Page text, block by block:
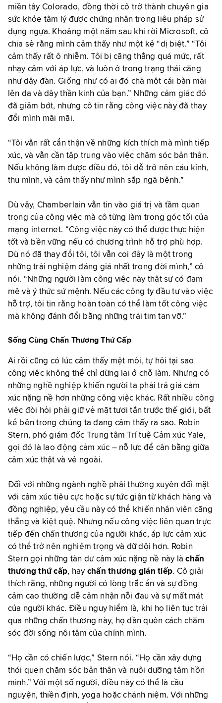
miền tây Colorado, đồng thời cô trở thành chuyên gia
sức khỏe tâm lý được chứng nhận trong liệu pháp sử
dụng ngựa. Khoảng một năm sau khi rời Microsoft, cô
chia sẻ rằng mình cảm thấy như một kẻ “dị biệt.” “Tôi
cảm thấy rất ô nhiễm. Tôi bị căng thẳng quá mức, rất
nhạy cảm với áp lực, và luôn ở trong trạng thái căng
như dây đàn. Giống như có ai đó chà một cái bàn mài
lên da và dây thần kinh của bạn.” Những cảm giác đó
đã giảm bớt, nhưng cô tin rằng công việc này đã thay
đổi mình mãi mãi.
“Tôi vẫn rất cẩn thận về những kích thích mà mình tiếp
xúc, và vẫn cần tập trung vào việc chăm sóc bản thân.
Nếu không làm được điều đó, tôi dễ trở nên cáu kỉnh,
thu mình, và cảm thấy như mình sắp ngã bệnh.”
Dù vậy, Chamberlain vẫn tin vào giá trị và tầm quan
trọng của công việc mà cô từng làm trong góc tối của
mạng internet. “Công việc này có thể được thực hiện
tốt và bền vững nếu có chương trình hỗ trợ phù hợp.
Dù nó đã thay đổi tôi, tôi vẫn coi đây là một trong
những trải nghiệm đáng giá nhất trong đời mình,” cô
nói. “Những người làm công việc này thật sự có đam
mê và ý thức sứ mệnh. Nếu các công ty đầu tư vào việc
hỗ trợ, tôi tin rằng hoàn toàn có thể làm tốt công việc
mà không đánh đổi bằng những trái tim tan vỡ.”
Sống Cùng Chấn Thương Thứ Cấp
Ai rồi cũng có lúc cảm thấy mệt mỏi, tự hỏi tại sao
công việc không thể chỉ dừng lại ở chỗ làm. Nhưng có
những nghề nghiệp khiến người ta phải trả giá cảm
xúc nặng nề hơn những công việc khác. Rất nhiều công
việc đòi hỏi phải giữ vẻ mặt tươi tắn trước thế giới, bất
kể bên trong chúng ta đang cảm thấy ra sao. Robin
Stern, phó giám đốc Trung tâm Trí tuệ Cảm xúc Yale,
gọi đó là lao động cảm xúc – nỗ lực để cân bằng giữa
cảm xúc thật và vẻ ngoài.
Đối với những ngành nghề phải thường xuyên đối mặt
với cảm xúc tiêu cực hoặc sự tức giận từ khách hàng và
đồng nghiệp, yêu cầu này có thể khiến nhân viên căng
thẳng và kiệt quệ. Nhưng nếu công việc liên quan trực
tiếp đến chấn thương của người khác, áp lực cảm xúc
có thể trở nên nghiêm trọng và dữ dội hơn. Robin
Stern gọi những tàn dư cảm xúc nặng nề này làchấn
thương thứ cấp, hay chấn thương gián tiếp. Cô giải
thích rằng, những người có lòng trắc ẩn và sự đồng
cảm cao thường dễ cảm nhận nỗi đau và sự mất mát
của người khác. Điều nguy hiểm là, khi họ liên tục trải
qua những chấn thương này, họ dần quên cách chăm
sóc đời sống nội tâm của chính mình.
“Họ cần có chiến lược,” Stern nói. “Họ cần xây dựng
thói quen chăm sóc bản thân và nuôi dưỡng tâm hồn
mình.” Với một số người, điều này có thể là cầu
nguyện, thiền định, yoga hoặc chánh niệm. Với những